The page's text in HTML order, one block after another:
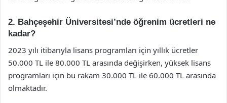
2. Bahçeşehir Üniversitesi’nde öğrenim ücretleri ne
kadar?
2023 yılı itibarıyla lisans programları için yıllık ücretler
50.000 TL ile 80.000 TL arasında değişirken, yüksek lisans
programları için bu rakam 30.000 TL ile 60.000 TL arasında
olmaktadır.